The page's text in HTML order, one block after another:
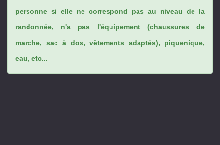
personne si elle ne correspond pas au niveau de la
randonnée, n'a pas l'équipement (chaussures de
marche, sac à dos, vêtements adaptés), piquenique,
eau, etc...